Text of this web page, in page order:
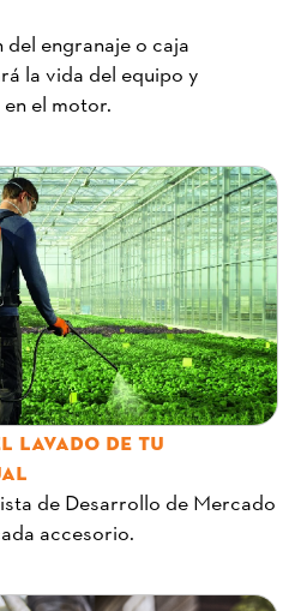
engranaje o caja
la vida del equipo y
el motor.
LAVADO DE TU
de Desarrollo de Mercado
accesorio.